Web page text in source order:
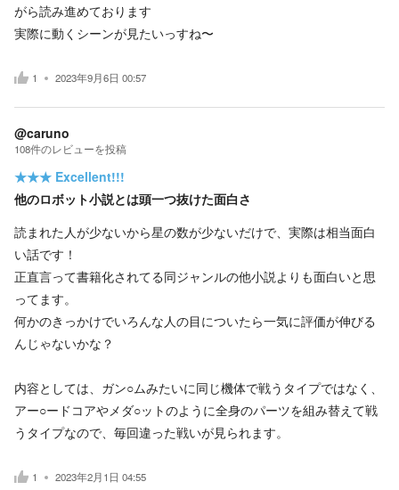
がら読み進めております
実際に動くシーンが見たいっすね〜
1 2023年9月6日 00:57
@caruno
108件のレビューを投稿
★★★ Excellent!!!
他のロボット小説とは頭一つ抜けた面白さ
読まれた人が少ないから星の数が少ないだけで、実際は相当面白
い話です！
正直言って書籍化されてる同ジャンルの他小説よりも面白いと思
ってます。
何かのきっかけでいろんな人の目についたら一気に評価が伸びる
んじゃないかな？
内容としては、ガン○ムみたいに同じ機体で戦うタイプではなく、
アー○ードコアやメダ○ットのように全身のパーツを組み替えて戦
うタイプなので、毎回違った戦いが見られます。
1 2023年2月1日 04:55